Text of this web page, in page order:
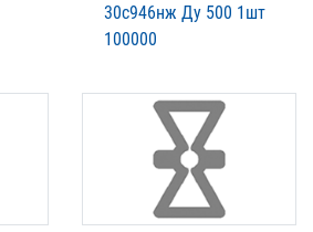
30с946нж Ду 500 1шт
100000